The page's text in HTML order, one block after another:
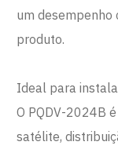
um desempenho
produto.
Ideal para
O PQDV-2024B
satélite,